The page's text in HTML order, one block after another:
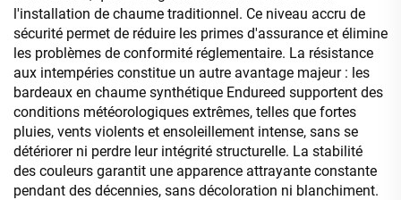
l'installation de chaume traditionnel. Ce niveau accru de
sécurité permet de réduire les primes d'assurance et élimine
les problèmes de conformité réglementaire. La résistance
aux intempéries constitue un autre avantage majeur : les
bardeaux en chaume synthétique Endureed supportent des
conditions météorologiques extrêmes, telles que fortes
pluies, vents violents et ensoleillement intense, sans se
détériorer ni perdre leur intégrité structurelle. La stabilité
des couleurs garantit une apparence attrayante constante
pendant des décennies, sans décoloration ni blanchiment.